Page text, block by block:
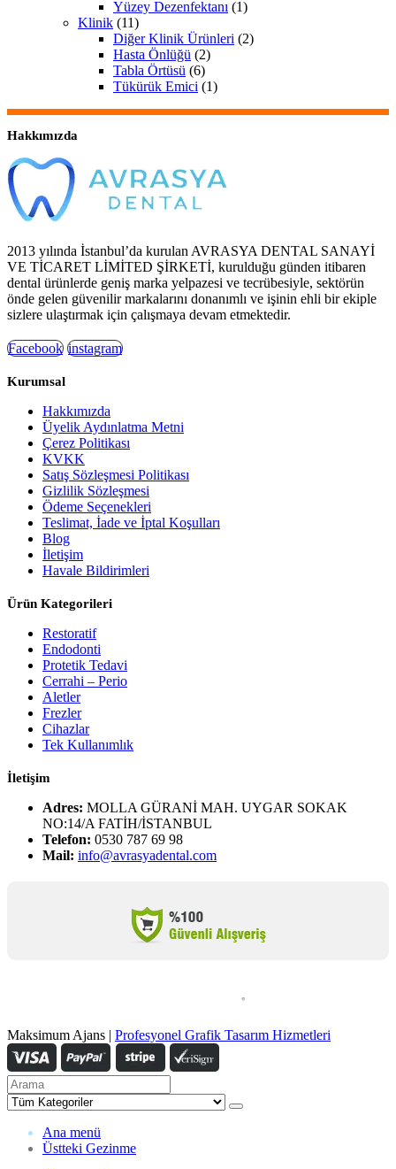
Yüzey Dezenfektanı (1)
Klinik (11)
Diğer Klinik Ürünleri (2)
Hasta Önlüğü (2)
Tabla Örtüsü (6)
Tükürük Emici (1)
Hakkımızda
2013 yılında İstanbul’da kurulan AVRASYA DENTAL SANAYİ
VE TİCARET LİMİTED ŞİRKETİ, kurulduğu günden itibaren
dental ürünlerde geniş marka yelpazesi ve tecrübesiyle, sektörün
önde gelen güvenilir markalarını donanımlı ve işinin ehli bir ekiple
sizlere ulaştırmak için çalışmaya devam etmektedir.
Facebook instagram
Kurumsal
Hakkımızda
Üyelik Aydınlatma Metni
Çerez Politikası
KVKK
Satış Sözleşmesi Politikası
Gizlilik Sözleşmesi
Ödeme Seçenekleri
Teslimat, İade ve İptal Koşulları
Blog
İletişim
Havale Bildirimleri
Ürün Kategorileri
Restoratif
Endodonti
Protetik Tedavi
Cerrahi – Perio
Aletler
Frezler
Cihazlar
Tek Kullanımlık
İletişim
Adres: MOLLA GÜRANİ MAH. UYGAR SOKAK
NO:14/A FATİH/İSTANBUL
Telefon: 0530 787 69 98
Mail: info@avrasyadental.com
Maksimum Ajans | Profesyonel Grafik Tasarım Hizmetleri
Ana menü
Üstteki Gezinme